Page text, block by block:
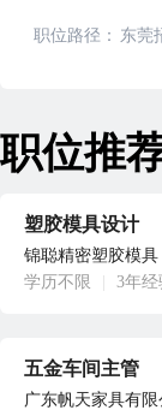
职位路径： 东莞
职位推
塑胶模具设计
锦聪精密塑胶模具
学历不限
3年经
五金车间主管
广东帆天家具有限